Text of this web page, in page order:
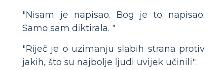
"Nisam je napisao. Bog je to napisao.
Samo sam diktirala. "
"Riječ je o uzimanju slabih strana protiv
jakih, što su najbolje ljudi uvijek učinili".